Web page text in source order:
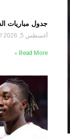
جدول مباريات
أغسطس 5, 2026
Read More »